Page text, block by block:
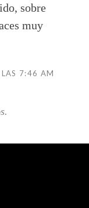
sobre
muy
7:46 AM